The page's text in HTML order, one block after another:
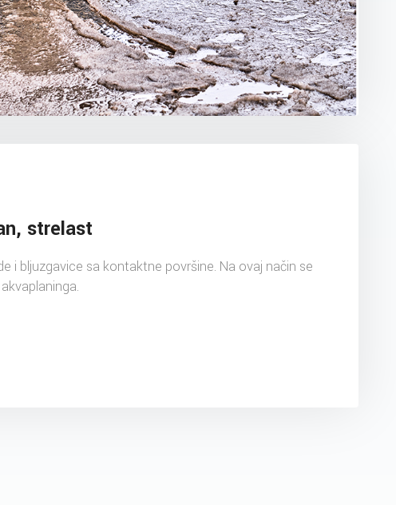
strelast
i bljuzgavice sa kontaktne površine. Na ovaj način se